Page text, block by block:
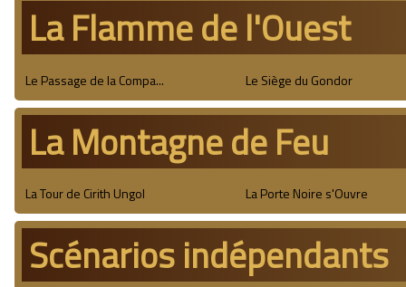
La Flamme de l'Ouest
Le Passage de la Compa... Le Siège du Gondor
La Montagne de Feu
La Tour de Cirith Ungol La Porte Noire s'Ouvre
Scénarios indépendants